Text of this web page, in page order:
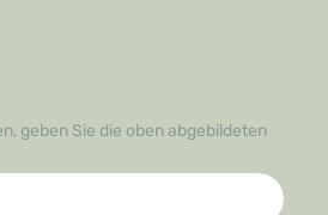
geben Sie die oben abgebildeten